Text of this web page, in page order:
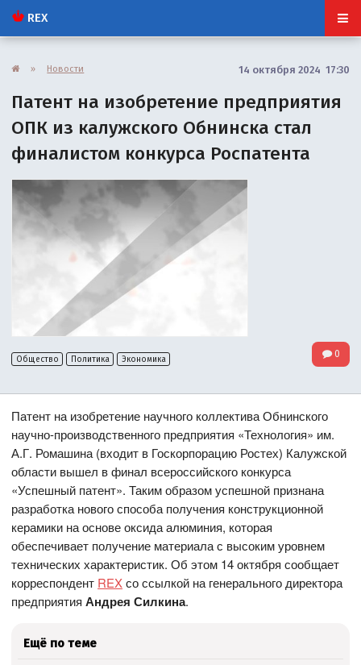
REX
» Новости 14 октября 2024 17:30
Патент на изобретение предприятия
ОПК из калужского Обнинска стал
финалистом конкурса Роспатента
Общество Политика Экономика 0
Патент на изобретение научного коллектива Обнинского
научно-производственного предприятия «Технология» им.
А.Г. Ромашина (входит в Госкорпорацию Ростех) Калужской
области вышел в финал всероссийского конкурса
«Успешный патент». Таким образом успешной признана
разработка нового способа получения конструкционной
керамики на основе оксида алюминия, которая
обеспечивает получение материала с высоким уровнем
технических характеристик. Об этом 14 октября сообщает
корреспондент REXсо ссылкой на генерального директора
предприятияАндрея Силкина.
Ещё по теме